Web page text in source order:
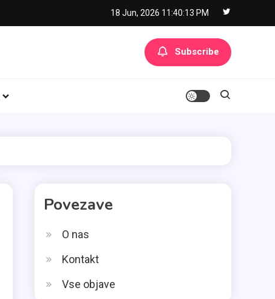
18 Jun, 2026 11:40:14 PM
Subscribe
Povezave
O nas
Kontakt
Vse objave